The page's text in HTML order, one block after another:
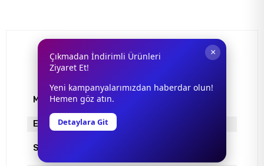
Model 0880S
Ekartman 52
Sap Uzunlugu
×
Çıkmadan İndirimli Ürünleri
Ziyaret Et!
Yeni kampanyalarımızdan haberdar olun!
Hemen göz atın.
Detaylara Git